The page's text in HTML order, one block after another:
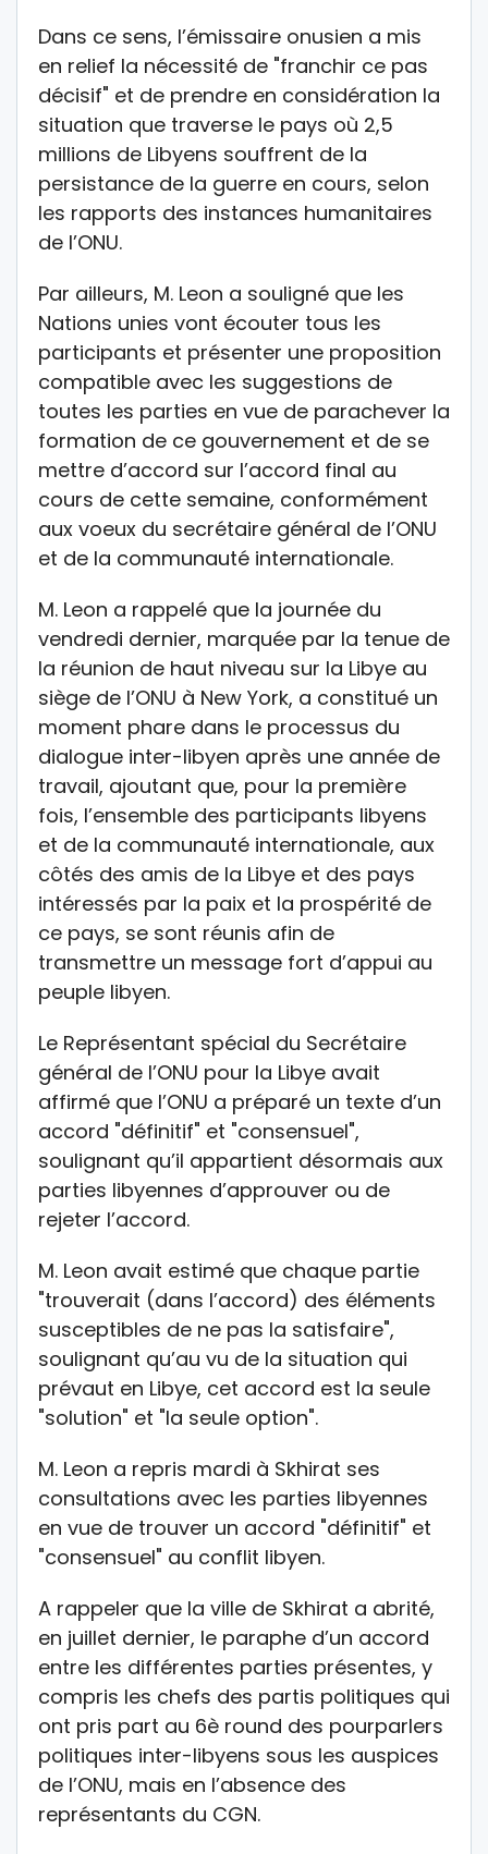
Dans ce sens, l’émissaire onusien a mis
en relief la nécessité de "franchir ce pas
décisif" et de prendre en considération la
situation que traverse le pays où 2,5
millions de Libyens souffrent de la
persistance de la guerre en cours, selon
les rapports des instances humanitaires
de l’ONU.
Par ailleurs, M. Leon a souligné que les
Nations unies vont écouter tous les
participants et présenter une proposition
compatible avec les suggestions de
toutes les parties en vue de parachever la
formation de ce gouvernement et de se
mettre d’accord sur l’accord final au
cours de cette semaine, conformément
aux voeux du secrétaire général de l’ONU
et de la communauté internationale.
M. Leon a rappelé que la journée du
vendredi dernier, marquée par la tenue de
la réunion de haut niveau sur la Libye au
siège de l’ONU à New York, a constitué un
moment phare dans le processus du
dialogue inter-libyen après une année de
travail, ajoutant que, pour la première
fois, l’ensemble des participants libyens
et de la communauté internationale, aux
côtés des amis de la Libye et des pays
intéressés par la paix et la prospérité de
ce pays, se sont réunis afin de
transmettre un message fort d’appui au
peuple libyen.
Le Représentant spécial du Secrétaire
général de l’ONU pour la Libye avait
affirmé que l’ONU a préparé un texte d’un
accord "définitif" et "consensuel",
soulignant qu’il appartient désormais aux
parties libyennes d’approuver ou de
rejeter l’accord.
M. Leon avait estimé que chaque partie
"trouverait (dans l’accord) des éléments
susceptibles de ne pas la satisfaire",
soulignant qu’au vu de la situation qui
prévaut en Libye, cet accord est la seule
"solution" et "la seule option".
M. Leon a repris mardi à Skhirat ses
consultations avec les parties libyennes
en vue de trouver un accord "définitif" et
"consensuel" au conflit libyen.
A rappeler que la ville de Skhirat a abrité,
en juillet dernier, le paraphe d’un accord
entre les différentes parties présentes, y
compris les chefs des partis politiques qui
ont pris part au 6è round des pourparlers
politiques inter-libyens sous les auspices
de l’ONU, mais en l’absence des
représentants du CGN.